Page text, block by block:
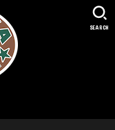
SEARCH